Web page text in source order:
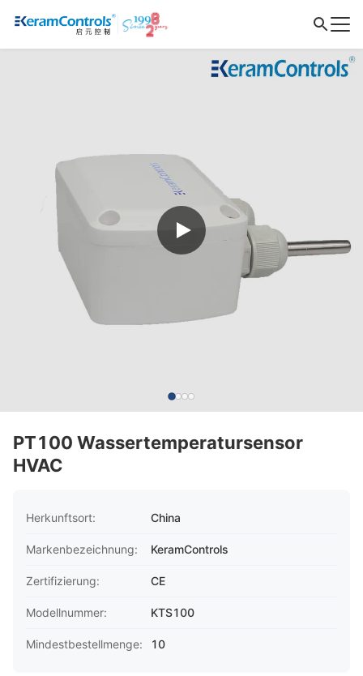
PT100 Wassertemperatursensor
HVAC
Herkunftsort: China
Markenbezeichnung: KeramControls
Zertifizierung: CE
Modellnummer: KTS100
Mindestbestellmenge: 10